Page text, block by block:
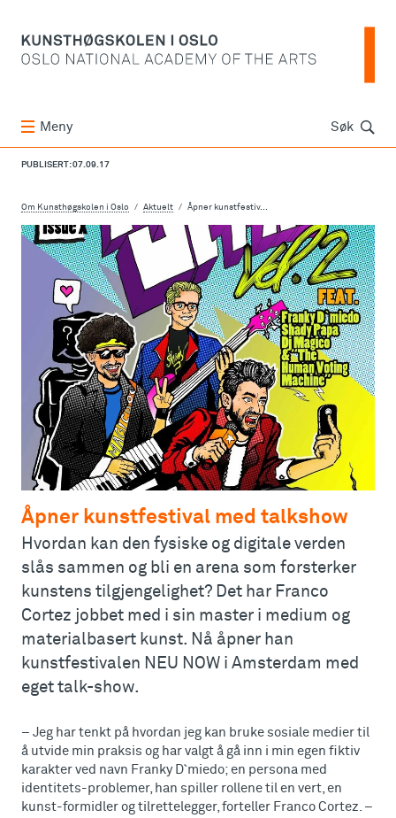
Meny Søk Søk
PUBLISERT: 07.09.17
Om Kunsthøgskolen i Oslo Aktuelt Åpner kunstfestiv...
Åpner kunstfestival med talkshow
Hvordan kan den fysiske og digitale verden
slås sammen og bli en arena som forsterker
kunstens tilgjengelighet? Det har Franco
Cortez jobbet med i sin master i medium og
materialbasert kunst. Nå åpner han
kunstfestivalen NEU NOW i Amsterdam med
eget talk-show.
– Jeg har tenkt på hvordan jeg kan bruke sosiale medier til
å utvide min praksis og har valgt å gå inn i min egen fiktiv
karakter ved navn Franky D`miedo; en persona med
identitets-problemer, han spiller rollene til en vert, en
kunst-formidler og tilrettelegger, forteller Franco Cortez. –